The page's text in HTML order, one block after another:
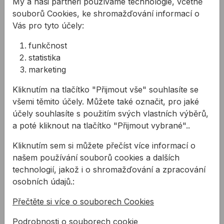
Hák TOX PIRAT Bill-L
úzký
Hmoždinka s úzkým
hákem TOX PIRAT Bill-L.
17,59 Kč /ks
17,59Kč s DPH
Na skladě
Hák TOX PIRAT Form
33 uzavřené oko
13,03 Kč
5,21 Kč
/ks
5,21Kč s DPH
Na skladě
Úhelník spojovací KL2 70x70x55mm
souborů Cookies, ke shromažďování informací o
Vás pro tyto účely:
funkčnost
statistika
marketing
Kliknutím na tlačítko "Přijmout vše" souhlasíte se
všemi těmito účely. Můžete také označit, pro jaké
účely souhlasíte s použitím svých vlastních výběrů,
a poté kliknout na tlačítko "Přijmout vybrané"..
Kliknutím sem si můžete přečíst více informací o
našem používání souborů cookies a dalších
technologií, jakož i o shromažďování a zpracování
osobních údajů.:
Přečtěte si více o souborech Cookies
Podrobnosti o souborech cookie